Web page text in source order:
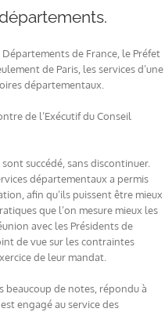
de France, le Préfet
de Paris, les services d’une
départementaux.
de l’Exécutif du Conseil
succédé, sans discontinuer.
départementaux a permis
afin qu’ils puissent être mieux
que l’on mesure mieux les
avec les Présidents de
de vue sur les contraintes
de leur mandat.
beaucoup de notes, répondu à
engagé au service des